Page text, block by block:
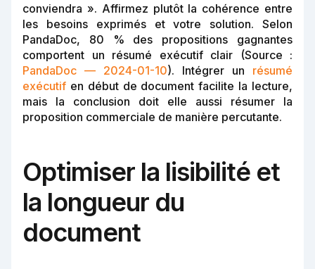
conviendra ». Affirmez plutôt la cohérence entre
les besoins exprimés et votre solution. Selon
PandaDoc, 80 % des propositions gagnantes
comportent un résumé exécutif clair (Source :
PandaDoc — 2024-01-10). Intégrer un résumé
exécutif en début de document facilite la lecture,
mais la conclusion doit elle aussi résumer la
proposition commerciale de manière percutante.
Optimiser la lisibilité et
la longueur du
document